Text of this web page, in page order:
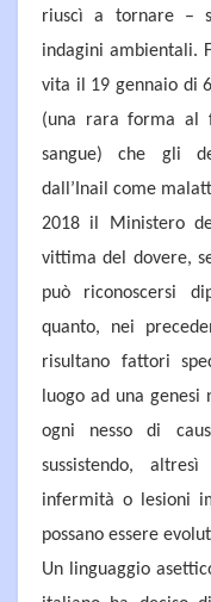
riuscì a tornare –
indagini ambientali.
vita il 19 gennaio di
(una rara forma
sangue) che gli
dall’Inail come
2018 il Ministero
vittima del dovere,
può riconoscersi
quanto, nei
risultano fattori
luogo ad una genesi
ogni nesso di
sussistendo,
infermità o lesioni
possano essere
Un linguaggio